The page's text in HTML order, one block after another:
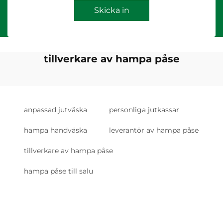
Skicka in
tillverkare av hampa påse
anpassad jutväska personliga jutkassar
hampa handväska leverantör av hampa påse
tillverkare av hampa påse
hampa påse till salu